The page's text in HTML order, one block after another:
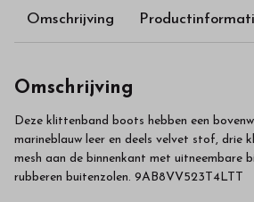
Omschrijving
Omschrijving
Deze klittenband boots hebben een
marineblauw leer en deels velvet stof, drie
mesh aan de binnenkant met uitneembare
rubberen buitenzolen. 9AB8VV523T4LTT